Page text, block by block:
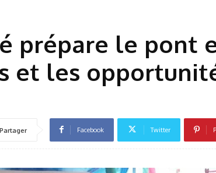
prépare le pont
et les
Partager Facebook Twitter